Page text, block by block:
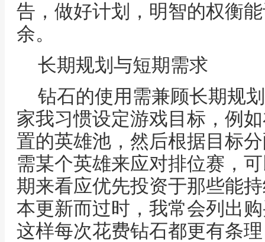
告，做好计划，明智的权衡
余。
长期规划与短期需求
钻石的使用需兼顾长期规
家我习惯设定游戏目标，例
置的英雄池，然后根据目标
需某个英雄来应对排位赛，
期来看应优先投资于那些能
本更新而过时，我常会列出
这样每次花费钻石都更有条